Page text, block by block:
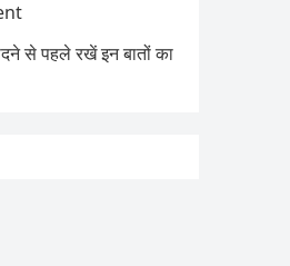
से पहले रखें इन बातों का